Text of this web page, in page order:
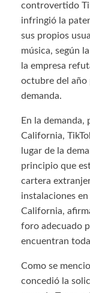
controvertido
infringió la
sus propios
música, según
la empresa
octubre del año
demanda.
En la
California,
lugar de la
principio que
cartera
instalaciones
California,
foro adecuado
encuentran
Como se
concedió la